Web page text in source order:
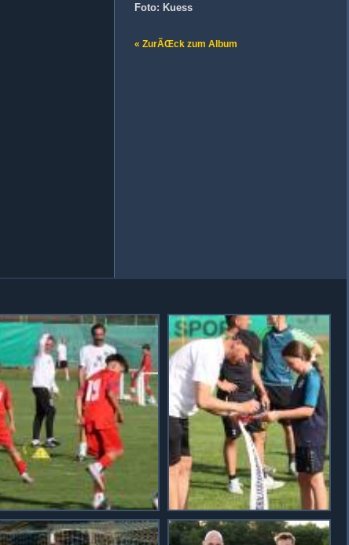
Foto: Kuess
« ZurÃŒck zum Album